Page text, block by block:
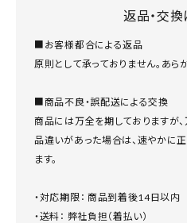
返品・交換
■お客様都合による返品
原則として承っておりません。あら
■商品不良・誤配送による交換
商品には万全を期しておりますが
品違いがあった場合は、速やかに
ます。
・対応期限： 商品到着後14日以内
・送料： 弊社負担（着払い）